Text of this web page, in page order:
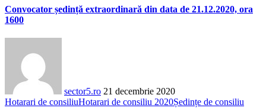
Convocator ședință extraordinară din data de 21.12.2020, ora
1600
sector5.ro 21 decembrie 2020
Hotarari de consiliuHotarari de consiliu 2020Ședințe de consiliu